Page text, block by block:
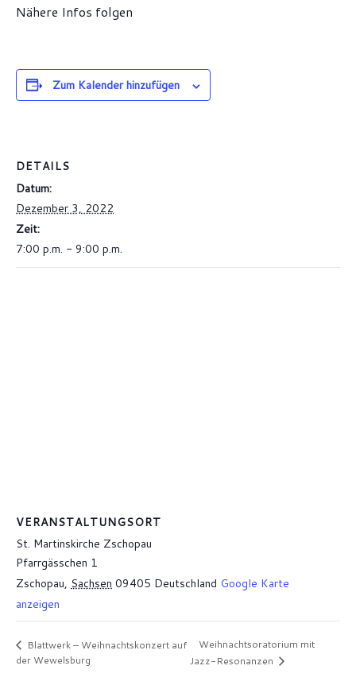
Nähere Infos folgen
Zum Kalender hinzufügen
DETAILS
Datum:
Dezember 3, 2022
Zeit:
7:00 p.m. - 9:00 p.m.
VERANSTALTUNGSORT
St. Martinskirche Zschopau
Pfarrgässchen 1
Zschopau, Sachsen 09405 Deutschland Google Karte
anzeigen
Blattwerk – Weihnachtskonzert auf
der Wewelsburg
Weihnachtsoratorium mit
Jazz-Resonanzen